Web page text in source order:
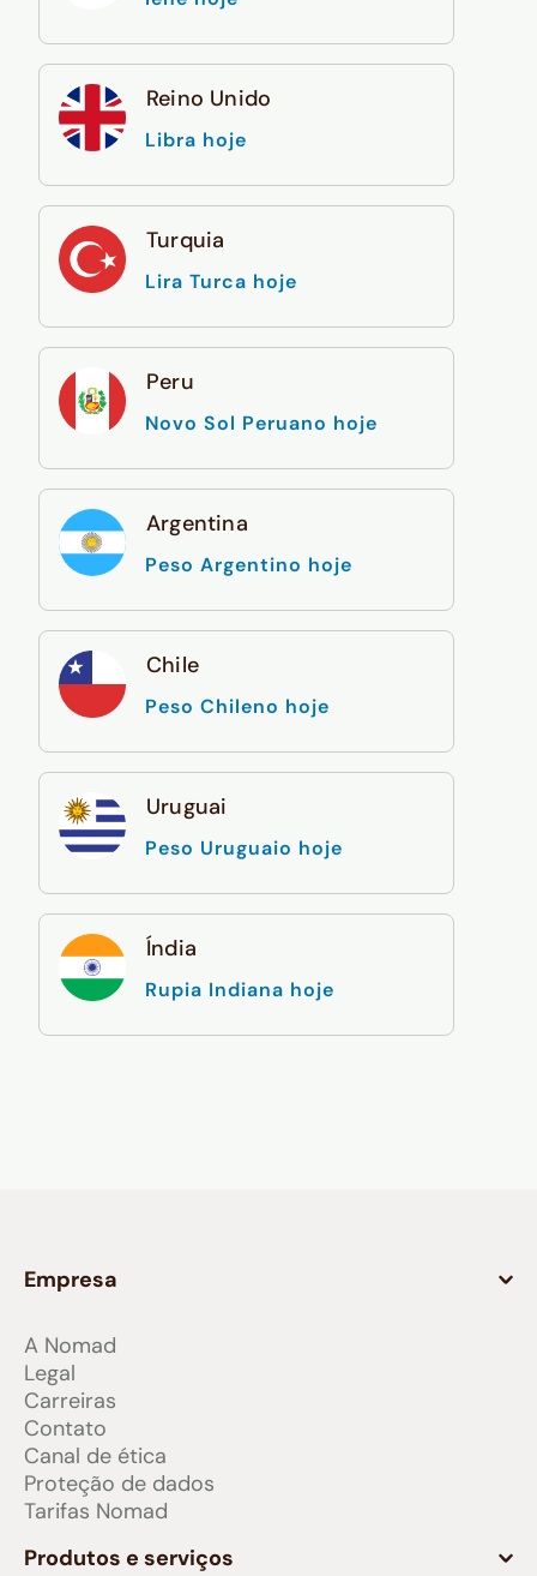
Reino Unido
Libra hoje
Turquia
Lira Turca hoje
Peru
Novo Sol Peruano hoje
Argentina
Peso Argentino hoje
Chile
Peso Chileno hoje
Uruguai
Peso Uruguaio hoje
Índia
Rupia Indiana hoje
Empresa
A Nomad
Legal
Carreiras
Contato
Canal de ética
Proteção de dados
Tarifas Nomad
Produtos e serviços